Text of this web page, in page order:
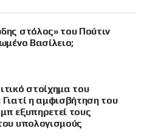
στόλος» του Πούτιν
Βασίλειο;
στοίχημα του
Γιατί η αμφισβήτηση του
εξυπηρετεί τους
υπολογισμούς